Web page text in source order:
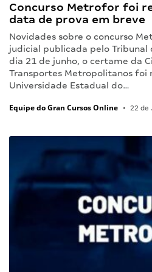
Concurso Metrofor foi
data de prova em breve
Novidades sobre o concurso
judicial publicada pelo Tribunal
dia 21 de junho, o certame da
Transportes Metropolitanos foi
Universidade Estadual do…
Equipe do Gran Cursos Online • 22 de